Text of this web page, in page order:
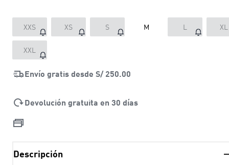
XXS XS S M L XL
XXL
Envío gratis desde S/ 250.00
Devolución gratuita en 30 días
Descripción